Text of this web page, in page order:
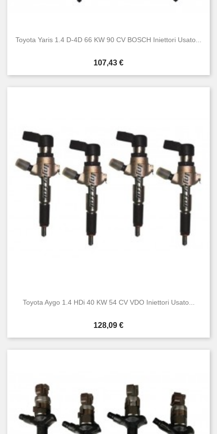
Toyota Yaris 1.4 D-4D 66 KW 90 CV BOSCH Iniettori Usato...
Prezzo
107,43 €
Toyota Aygo 1.4 HDi 40 KW 54 CV VDO Iniettori Usato...
Prezzo
128,09 €